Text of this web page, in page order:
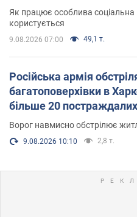
Як працює особлива соціальна
користується
9.08.2026 07:00 49,1 т.
Російська армія
багатоповерхівки в
більше 20 постраждалих
Ворог навмисно обстрілює
9.08.2026 10:10 2,8 т.